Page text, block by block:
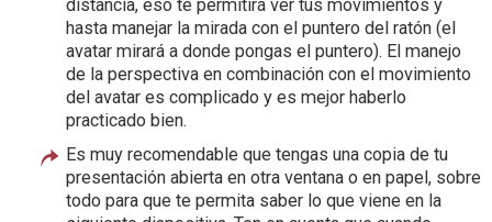
distancia, eso te permitirá ver tus movimientos y
hasta manejar la mirada con el puntero del ratón (el
avatar mirará a donde pongas el puntero). El manejo
de la perspectiva en combinación con el movimiento
del avatar es complicado y es mejor haberlo
practicado bien.
Es muy recomendable que tengas una copia de tu
presentación abierta en otra ventana o en papel, sobre
todo para que te permita saber lo que viene en la